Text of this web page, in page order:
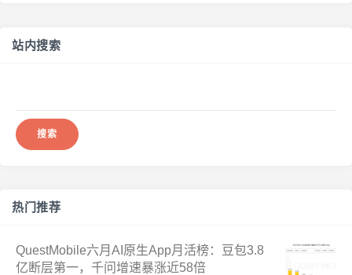
站内搜索
热门推荐
QuestMobile六月AI原生App月活榜：豆包3.8
亿断层第一，千问增速暴涨近58倍